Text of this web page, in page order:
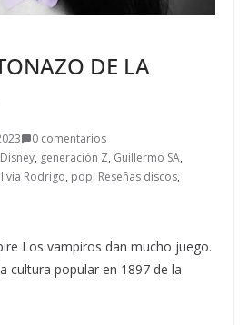
DE LA
0 comentarios
Disney, generación Z, Guillermo SA,
Rodrigo, pop, Reseñas discos,
Los vampiros dan mucho juego.
cultura popular en 1897 de la